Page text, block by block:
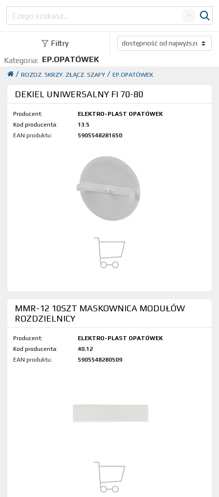
Filtry
Kategoria: EP.OPATÓWEK
EP.OPATÓWEK
/
ROZDZ. SKRZY. ZŁĄCZ. SZAFY
/
DEKIEL UNIWERSALNY FI 70-80
Producent:
ELEKTRO-PLAST OPATÓWEK
Kod produktu:
13.5
EAN produktu:
5905548281650
MMR-12 10SZT MASKOWNICA MODUŁÓW
ROZDZIELNICY
Producent:
ELEKTRO-PLAST OPATÓWEK
Kod produktu:
40.12
EAN produktu:
5905548280509